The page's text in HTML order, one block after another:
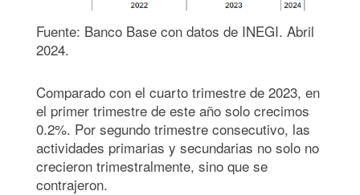
Fuente: Banco Base con datos de INEGI. Abril
2024.
Comparado con el cuarto trimestre de 2023, en
el primer trimestre de este año solo crecimos
0.2%. Por segundo trimestre consecutivo, las
actividades primarias y secundarias no solo no
crecieron trimestralmente, sino que se
contrajeron.